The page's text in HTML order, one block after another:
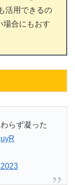
活用できるの
場合にもおす
らず凝った